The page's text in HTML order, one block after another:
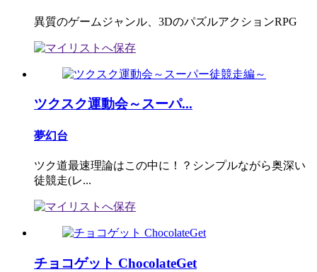
異質のゲームジャンル、3DのパズルアクションRPG
ツクスク運動会～スーパ...
夢幻台
ツク道最速理論はこの中に！？シンプルながら奥深い
徒競走(レ...
チョコゲット ChocolateGet